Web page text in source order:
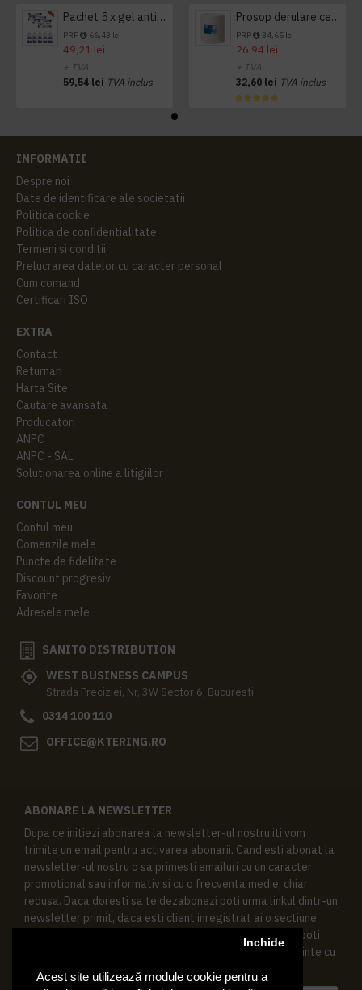
Acest site utilizează module cookie pentru a
Inchide
Pachet 5 x gel antibacterian 50ml si 3 x Servetele antibacteriene 48 buc Hygienium
PRP 66,43 lei
49,21 lei
+ TVA
59,54 lei TVA inclus
Prosop derulare centrala 1 pliu, 300 m Tork
PRP 34,65 lei
26,94 lei
+ TVA
32,60 lei TVA inclus
INFORMATII
Despre noi
Date de identificare ale societatii
Politica cookie
Politica de confidentialitate
Termeni si conditii
Prelucrarea datelor cu caracter personal
Cum comand
Certificari ISO
EXTRA
Contact
Returnari
Harta Site
Cautare avansata
Producatori
ANPC
ANPC - SAL
Solutionarea online a litigiilor
CONTUL MEU
Contul meu
Comenzile mele
Puncte de fidelitate
Discount progresiv
Favorite
Adresele mele
SANITO DISTRIBUTION
WEST BUSINESS CAMPUS
Strada Preciziei, Nr, 3W Sector 6, Bucuresti
0314 100 110
OFFICE@KTERING.RO
ABONARE LA NEWSLETTER
Dupa ce initiezi abonarea la newsletter-ul nostru iti vom
trimite un email pentru activarea abonarii. Cand esti abonat la
newsletter-ul nostru o sa primesti emailuri cu un caracter
promotional sau informativ si cu o frecventa medie, chiar
redusa. Daca doresti sa te dezabonezi poti urma linkul dintr-un
newsletter primit, daca esti client inregistrat ai o sectiune
speciala in contul tau in acest scop, si de asemenea ne poti
contacta oricand pe email pentru orice intrebari sau cerinte cu